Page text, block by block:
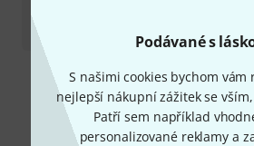
Podávané s
S našimi cookies bychom
nejlepší nákupní zážitek se
Patří sem například
personalizované reklamy a
5 090 Kč
Doprava zdarma nad 4
Všechny ceny včetně